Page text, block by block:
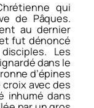
qui
de Pâques.
au dernier
fut dénoncé
Les
dans le
d’épines
avec des
inhumé dans